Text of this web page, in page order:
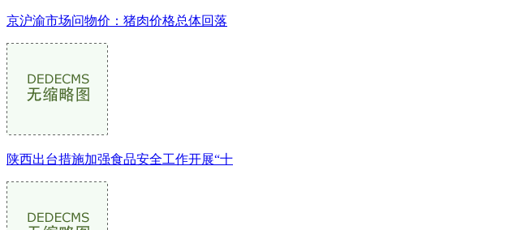
京沪渝市场问物价：猪肉价格总体回落
陕西出台措施加强食品安全工作开展“十